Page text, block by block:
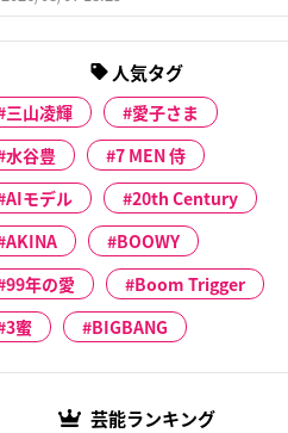
人気タグ
三山凌輝
愛子さま
水谷豊
7 MEN 侍
AIモデル
20th Century
AKINA
BOOWY
99年の愛
Boom Trigger
3蜜
BIGBANG
芸能ランキング